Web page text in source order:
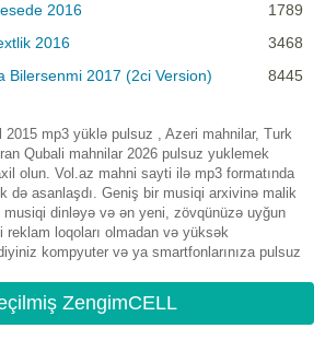
2016
1789
2016
3468
Bilersenmi 2017 (2ci Version)
8445
2015 mp3 yüklə pulsuz , Azeri mahnilar, Turk
Qubali mahnilar 2026 pulsuz yuklemek
olun. Vol.az mahni sayti ilə mp3 formatında
də asanlaşdı. Geniş bir musiqi arxivinə malik
dinləyə və ən yeni, zövqünüzə uyğun
reklam loqoları olmadan və yüksək
kompyuter və ya smartfonlarınıza pulsuz
ZengimCELL